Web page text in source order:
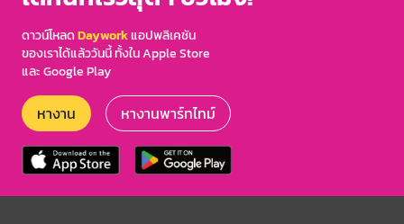
ดาวน์โหลดDayworkแอปพลิเคชัน
ของเราได้แล้ววันนี้ ทั้งใน Apple Store
และ Google Play
หางาน หางานพาร์ทไทม์